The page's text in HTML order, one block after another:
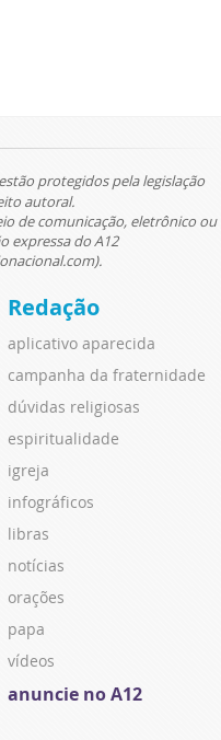
protegidos pela legislação
autoral.
de comunicação, eletrônico ou
expressa do A12
Redação
aplicativo aparecida
campanha da fraternidade
dúvidas religiosas
espiritualidade
igreja
infográficos
libras
notícias
orações
papa
vídeos
anuncie no A12